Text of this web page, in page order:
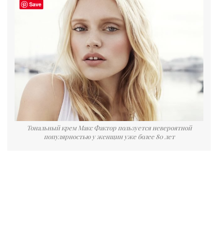
Тональный крем Макс Фактор пользуется невероятной
популярностью у женщин уже более 80 лет
Save